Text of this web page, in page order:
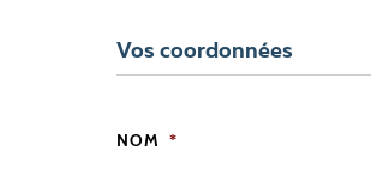
Vos coordonnées
NOM *